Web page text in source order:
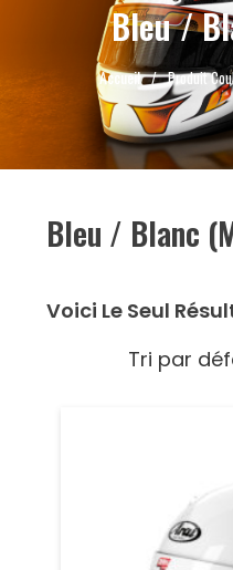
Bleu /
Accueil / Produit
Bleu / Blanc
Voici Le Seul